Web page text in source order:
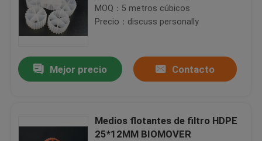
MOQ：5 metros cúbicos
Precio：discuss personally
Mejor precio Contacto
Medios flotantes de filtro HDPE
25*12MM BIOMOVER